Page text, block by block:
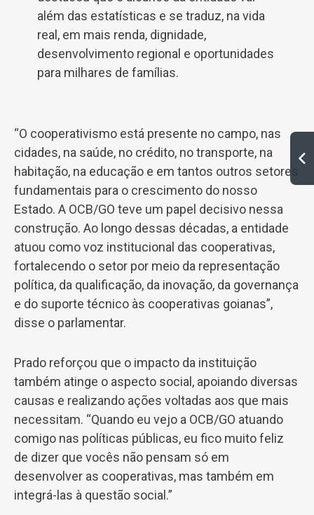
além das estatísticas e se traduz, na vida
real, em mais renda, dignidade,
desenvolvimento regional e oportunidades
para milhares de famílias.
“O cooperativismo está presente no campo, nas
cidades, na saúde, no crédito, no transporte, na
habitação, na educação e em tantos outros setores
fundamentais para o crescimento do nosso
Estado. A OCB/GO teve um papel decisivo nessa
construção. Ao longo dessas décadas, a entidade
atuou como voz institucional das cooperativas,
fortalecendo o setor por meio da representação
política, da qualificação, da inovação, da governança
e do suporte técnico às cooperativas goianas”,
disse o parlamentar.
Prado reforçou que o impacto da instituição
também atinge o aspecto social, apoiando diversas
causas e realizando ações voltadas aos que mais
necessitam. “Quando eu vejo a OCB/GO atuando
comigo nas políticas públicas, eu fico muito feliz
de dizer que vocês não pensam só em
desenvolver as cooperativas, mas também em
integrá-las à questão social.”